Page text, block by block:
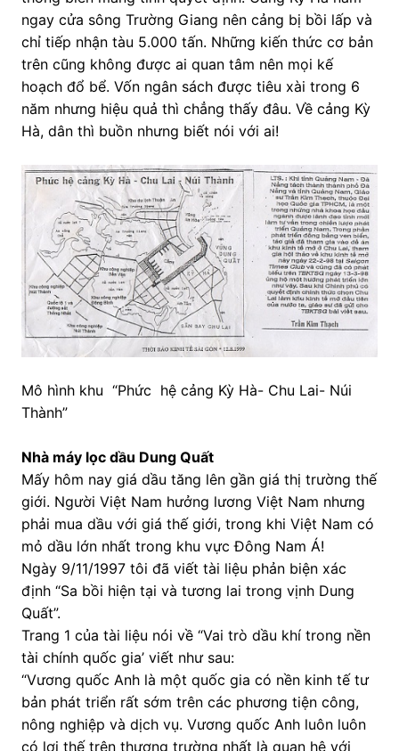
ngay cửa sông Trường Giang nên cảng bị bồi lấp và
chỉ tiếp nhận tàu 5.000 tấn. Những kiến thức cơ bản
trên cũng không được ai quan tâm nên mọi kế
hoạch đổ bể. Vốn ngân sách được tiêu xài trong 6
năm nhưng hiệu quả thì chẳng thấy đâu. Về cảng Kỳ
Hà, dân thì buồn nhưng biết nói với ai!
Mô hình khu “Phức hệ cảng Kỳ Hà- Chu Lai- Núi
Thành”
Nhà máy lọc dầu Dung Quất
Mấy hôm nay giá dầu tăng lên gần giá thị trường thế
giới. Người Việt Nam hưởng lương Việt Nam nhưng
phải mua dầu với giá thế giới, trong khi Việt Nam có
mỏ dầu lớn nhất trong khu vực Đông Nam Á!
Ngày 9/11/1997 tôi đã viết tài liệu phản biện xác
định “Sa bồi hiện tại và tương lai trong vịnh Dung
Quất”.
Trang 1 của tài liệu nói về “Vai trò dầu khí trong nền
tài chính quốc gia’ viết như sau:
“Vương quốc Anh là một quốc gia có nền kinh tế tư
bản phát triển rất sớm trên các phương tiện công,
nông nghiệp và dịch vụ. Vương quốc Anh luôn luôn
có lợi thế trên thương trường nhất là quan hệ với